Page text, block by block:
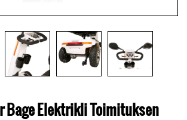
Bage Elektrikli Toimituksen